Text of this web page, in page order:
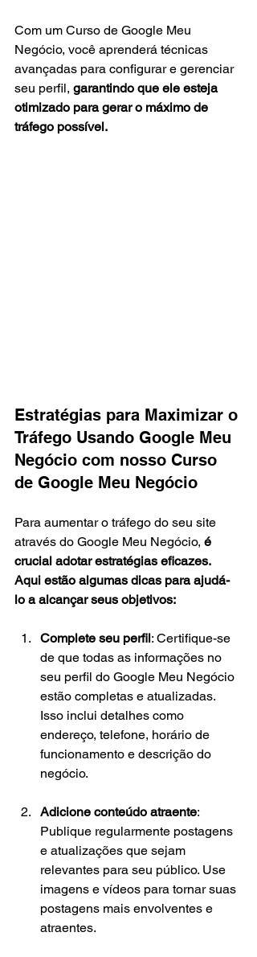
Com um Curso de Google Meu
Negócio, você aprenderá técnicas
avançadas para configurar e gerenciar
seu perfil, garantindo que ele esteja
otimizado para gerar o máximo de
tráfego possível.
Estratégias para Maximizar o
Tráfego Usando Google Meu
Negócio com nosso Curso
de Google Meu Negócio
Para aumentar o tráfego do seu site
através do Google Meu Negócio, é
crucial adotar estratégias eficazes.
Aqui estão algumas dicas para ajudá-
lo a alcançar seus objetivos:
Complete seu perfil: Certifique-se
de que todas as informações no
seu perfil do Google Meu Negócio
estão completas e atualizadas.
Isso inclui detalhes como
endereço, telefone, horário de
funcionamento e descrição do
negócio.
Adicione conteúdo atraente:
Publique regularmente postagens
e atualizações que sejam
relevantes para seu público. Use
imagens e vídeos para tornar suas
postagens mais envolventes e
atraentes.